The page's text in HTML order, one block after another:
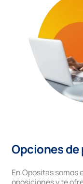
Opciones
En Opositas somos
oposiciones y te